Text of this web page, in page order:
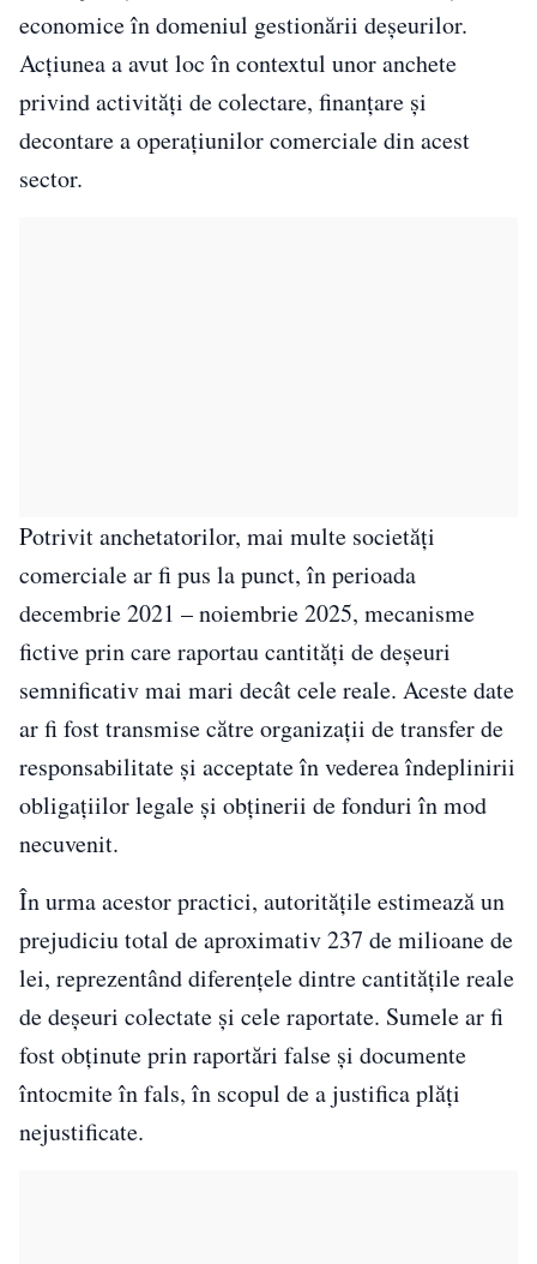
economice în domeniul gestionării deșeurilor.
Acțiunea a avut loc în contextul unor anchete
privind activități de colectare, finanțare și
decontare a operațiunilor comerciale din acest
sector.
Potrivit anchetatorilor, mai multe societăți
comerciale ar fi pus la punct, în perioada
decembrie 2021 – noiembrie 2025, mecanisme
fictive prin care raportau cantități de deșeuri
semnificativ mai mari decât cele reale. Aceste date
ar fi fost transmise către organizații de transfer de
responsabilitate și acceptate în vederea îndeplinirii
obligațiilor legale și obținerii de fonduri în mod
necuvenit.
În urma acestor practici, autoritățile estimează un
prejudiciu total de aproximativ 237 de milioane de
lei, reprezentând diferențele dintre cantitățile reale
de deșeuri colectate și cele raportate. Sumele ar fi
fost obținute prin raportări false și documente
întocmite în fals, în scopul de a justifica plăți
nejustificate.